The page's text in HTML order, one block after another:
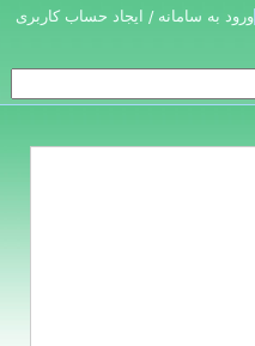
ورود به سامانه / ایجاد حساب کاربری